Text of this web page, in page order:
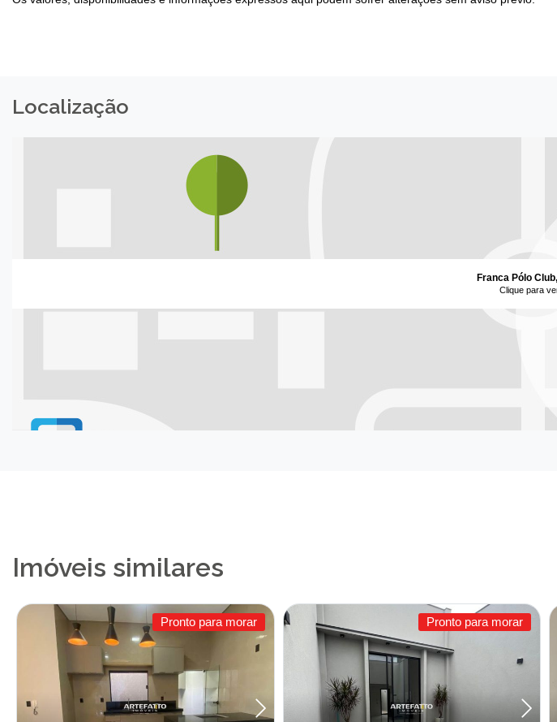
Localização
Franca Pólo
Clique para
Imóveis similares
Pronto para morar Pronto para morar